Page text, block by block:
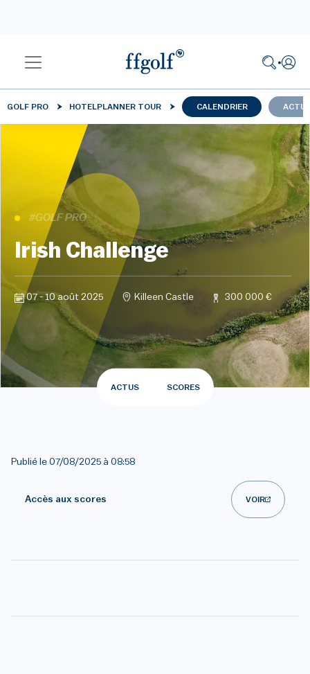
GOLF PRO HOTELPLANNER TOUR CALENDRIER
#GOLF PRO
Irish Challenge
07 - 10 août 2025 Killeen Castle 300 000 €
ACTUS SCORES
Publié le 07/08/2025 à 08:58
Accès aux scores VOIR